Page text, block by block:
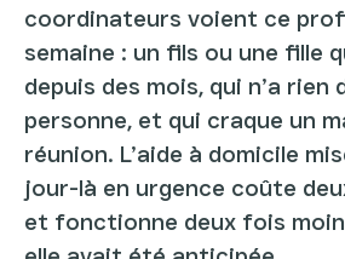
coordinateurs voient ce
semaine : un fils ou une fille
depuis des mois, qui n’a rien
personne, et qui craque un
réunion. L’aide à domicile
jour-là en urgence coûte
et fonctionne deux fois